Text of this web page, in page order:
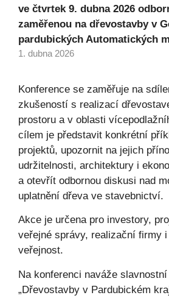
ve čtvrtek 9. dubna 2026
zaměřenou na dřevostavby v
pardubických Automatických
1. dubna 2026
Konference se zaměřuje na
zkušeností s realizací
prostoru a v oblasti
cílem je představit konkrétní
projektů, upozornit na jejich
udržitelnosti, architektury i
a otevřít odbornou diskusi nad
uplatnění dřeva ve stavebnictví.
Akce je určena pro investory,
veřejné správy, realizační firmy i
veřejnost.
Na konferenci naváže
„Dřevostavby v Pardubickém